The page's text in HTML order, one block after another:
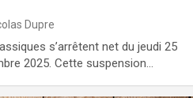
Dupre
s’arrêtent net du jeudi 25
2025. Cette suspension…